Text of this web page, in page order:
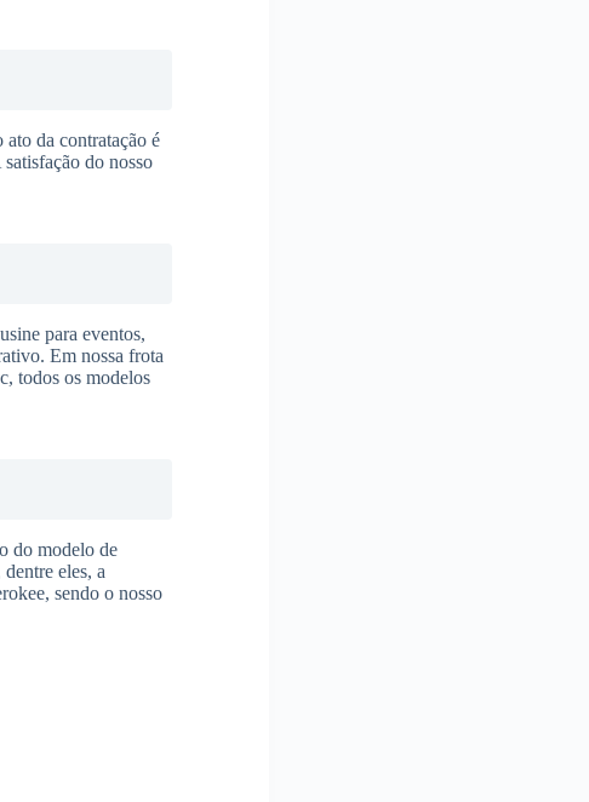
da contratação é
do nosso
para eventos,
Em nossa frota
todos os modelos
do modelo de
eles, a
sendo o nosso